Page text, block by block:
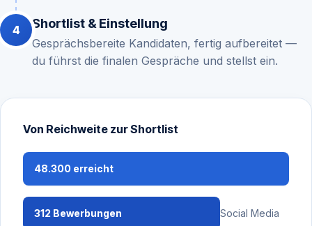
Shortlist & Einstellung
Gesprächsbereite Kandidaten, fertig aufbereitet —
du führst die finalen Gespräche und stellst ein.
Von Reichweite zur Shortlist
48.300 erreicht
312 Bewerbungen Social Media